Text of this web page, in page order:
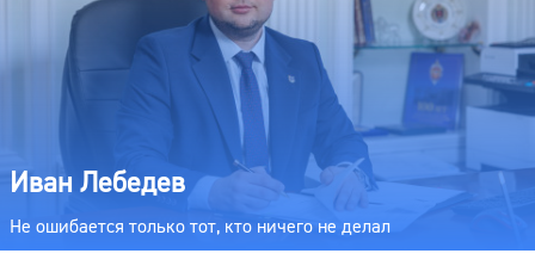
Иван Лебедев
Не ошибается только тот, кто ничего не делал